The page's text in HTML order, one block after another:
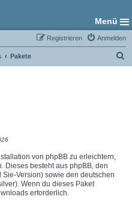
Menü
Anmelden
Registrieren
Pakete
von phpBB zu erleichtern,
Dieses besteht aus phpBB, den
Version) sowie den deutschen
Wenn du dieses Paket
erforderlich.